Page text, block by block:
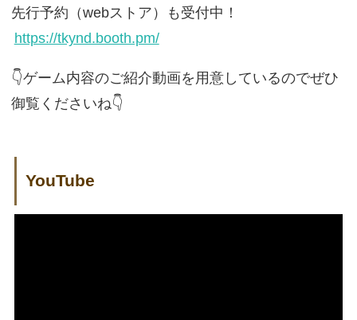
先行予約（webストア）も受付中！
https://tkynd.booth.pm/
👇️ゲーム内容のご紹介動画を用意しているのでぜひ
御覧くださいね👇️
YouTube